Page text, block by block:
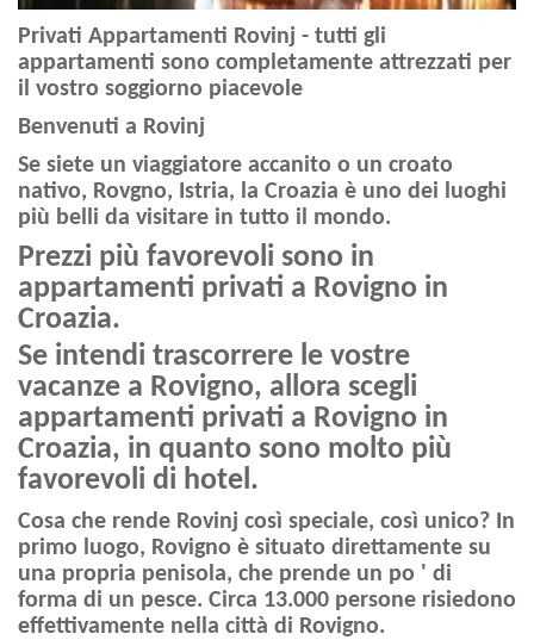
Privati Appartamenti Rovinj - tutti gli
appartamenti sono completamente attrezzati per
il vostro soggiorno piacevole
Benvenuti a Rovinj
Se siete un viaggiatore accanito o un croato
nativo, Rovgno, Istria, la Croazia è uno dei luoghi
più belli da visitare in tutto il mondo.
Prezzi più favorevoli sono in
appartamenti privati a Rovigno in
Croazia.
Se intendi trascorrere le vostre
vacanze a Rovigno, allora scegli
appartamenti privati a Rovigno in
Croazia, in quanto sono molto più
favorevoli di hotel.
Cosa che rende Rovinj così speciale, così unico? In
primo luogo, Rovigno è situato direttamente su
una propria penisola, che prende un po ' di
forma di un pesce. Circa 13.000 persone risiedono
effettivamente nella città di Rovigno.